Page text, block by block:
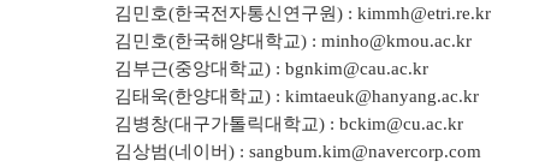
김민호(한국전자통신연구원) : kimmh@etri.re.kr
김민호(한국해양대학교) : minho@kmou.ac.kr
김부근(중앙대학교) : bgnkim@cau.ac.kr
김태욱(한양대학교) : kimtaeuk@hanyang.ac.kr
김병창(대구가톨릭대학교) : bckim@cu.ac.kr
김상범(네이버) : sangbum.kim@navercorp.com